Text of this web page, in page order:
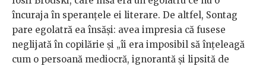
încuraja în speranțele ei literare. De altfel, Sontag
pare egolatră ea însăși: avea impresia că fusese
neglijată în copilărie și „îi era imposibil să înțeleagă
cum o persoană mediocră, ignorantă și lipsită de